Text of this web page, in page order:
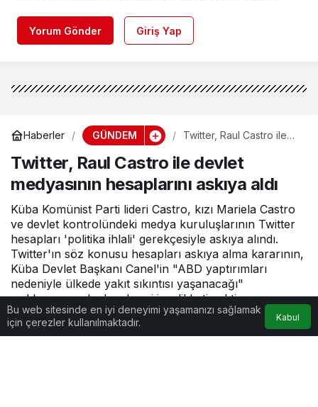
Yorum Gönder Giriş Yap
Haberler GÜNDEM
Twitter, Raul Castro ile
hesaplarını askıya aldı
Twitter, Raul Castro ile devlet
medyasının hesaplarını askıya aldı
Küba Komünist Parti lideri Castro, kızı Mariela Castro
ve devlet kontrolündeki medya kuruluşlarının Twitter
hesapları 'politika ihlali' gerekçesiyle askıya alındı.
Twitter'ın söz konusu hesapları askıya alma kararının,
Küba Devlet Başkanı Canel'in "ABD yaptırımları
nedeniyle ülkede yakıt sıkıntısı yaşanacağı"
açıklamasına denk gelmesi ise dikkati çekti.
Günceltarafından yayınlandı
Bu web sitesinde en iyi deneyimi yaşamanızı sağlamak
için çerezler kullanılmaktadır.
Kabul